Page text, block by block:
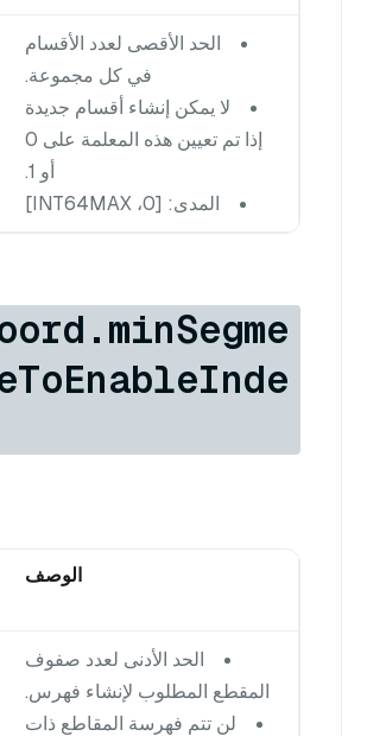
الحد الأقصى لعدد الأقسام
في كل مجموعة.
لا يمكن إنشاء أقسام جديدة
إذا تم تعيين هذه المعلمة على 0
أو 1.
المدى: [0، INT64MAX]
الوصف
الحد الأدنى لعدد صفوف
المقطع المطلوب لإنشاء فهرس.
لن تتم فهرسة المقاطع ذات